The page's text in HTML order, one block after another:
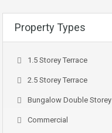
Property Types
1.5 Storey Terrace
2.5 Storey Terrace
Bungalow Double Storey
Commercial